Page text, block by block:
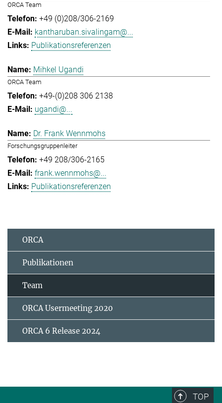
ORCA Team
+49 (0)208/306-2169
kantharuban.sivalingam@...
Publikationsreferenzen
Mihkel Ugandi
ORCA Team
+49-(0)208 306 2138
ugandi@...
Dr. Frank Wennmohs
Forschungsgruppenleiter
+49 208/306-2165
frank.wennmohs@...
Publikationsreferenzen
ORCA
Publikationen
Team
ORCA Usermeeting 2020
ORCA 6 Release 2024
TOP